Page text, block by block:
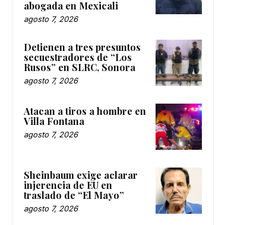
abogada en Mexicali
agosto 7, 2026
Detienen a tres presuntos
secuestradores de “Los
Rusos” en SLRC, Sonora
agosto 7, 2026
Atacan a tiros a hombre en
Villa Fontana
agosto 7, 2026
Sheinbaum exige aclarar
injerencia de EU en
traslado de “El Mayo”
agosto 7, 2026